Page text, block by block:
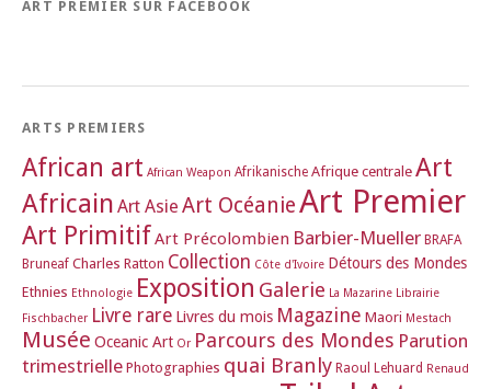
ART PREMIER SUR FACEBOOK
ARTS PREMIERS
African art African Weapon Afrikanische Afrique centrale Art
Africain Art Asie Art OcéanieArt Premier
Art PrimitifArt Précolombien Barbier-Mueller BRAFA
Bruneaf Charles Ratton Collection Côte d'Ivoire Détours des Mondes
Ethnies Ethnologie Exposition Galerie La Mazarine Librairie
Fischbacher Livre rare Livres du mois Magazine Maori Mestach
Musée Oceanic Art Or Parcours des Mondes Parution
trimestrielle Photographies quai Branly Raoul Lehuard Renaud